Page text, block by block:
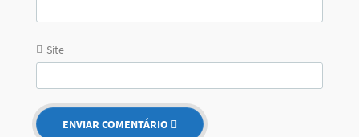
Site